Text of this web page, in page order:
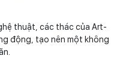
thuật, các thác của Art-
động, tạo nên một không